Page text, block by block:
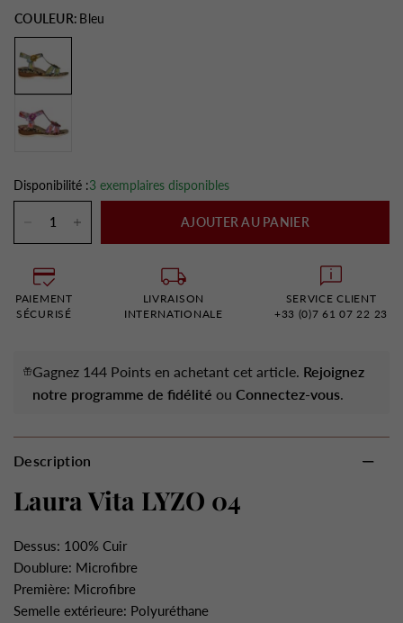
COULEUR: Bleu
Disponibilité :3 exemplaires disponibles
AJOUTER AU PANIER
PAIEMENT
SÉCURISÉ
LIVRAISON
INTERNATIONALE
SERVICE CLIENT
+33 (0)7 61 07 22 23
Gagnez 144 Points en achetant cet article. Rejoignez
notre programme de fidélité ou Connectez-vous.
Description
Laura Vita LYZO 04
Dessus: 100% Cuir
Doublure: Microfibre
Première: Microfibre
Semelle extérieure: Polyuréthane